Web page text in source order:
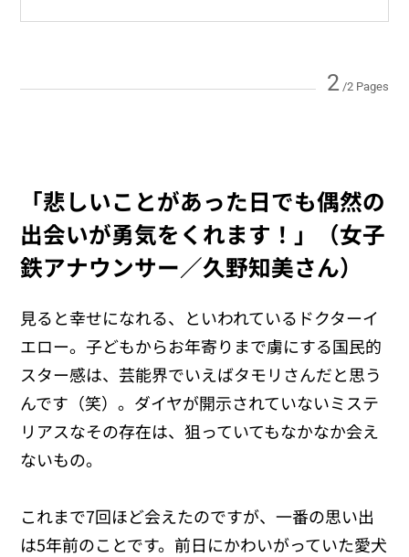
2 /2 Pages
「悲しいことがあった日でも偶然の
出会いが勇気をくれます！」（女子
鉄アナウンサー／久野知美さん）
見ると幸せになれる、といわれているドクターイ
エロー。子どもからお年寄りまで虜にする国民的
スター感は、芸能界でいえばタモリさんだと思う
んです（笑）。ダイヤが開示されていないミステ
リアスなその存在は、狙っていてもなかなか会え
ないもの。
これまで7回ほど会えたのですが、一番の思い出
は5年前のことです。前日にかわいがっていた愛犬